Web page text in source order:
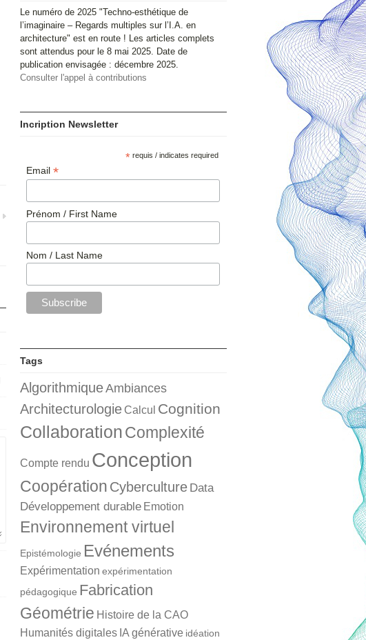
Le numéro de 2025 "Techno-esthétique de
l’imaginaire – Regards multiples sur l’I.A. en
architecture" est en route ! Les articles complets
sont attendus pour le 8 mai 2025. Date de
publication envisagée : décembre 2025.
Consulter l'appel à contributions
Incription Newsletter
* requis / indicates required
Email *
Prénom / First Name
Nom / Last Name
Tags
AlgorithmiqueAmbiances
Architecturologie Calcul Cognition
CollaborationComplexité
Compte rendu Conception
Coopération Cyberculture Data
Développement durable Emotion
Environnement virtuel
Epistémologie Evénements
Expérimentation expérimentation
pédagogique Fabrication
Géométrie Histoire de la CAO
Humanités digitales IA générative idéation